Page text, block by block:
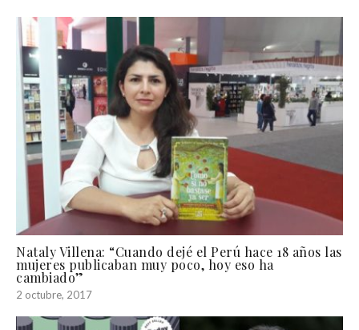
Nataly Villena: “Cuando dejé el Perú hace 18 años las
mujeres publicaban muy poco, hoy eso ha
cambiado”
2 octubre, 2017